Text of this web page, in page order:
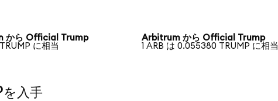
から Official Trump
に相当
Arbitrum から Official Trump
1 ARB は 0.055380 TRUMP に相当
入手